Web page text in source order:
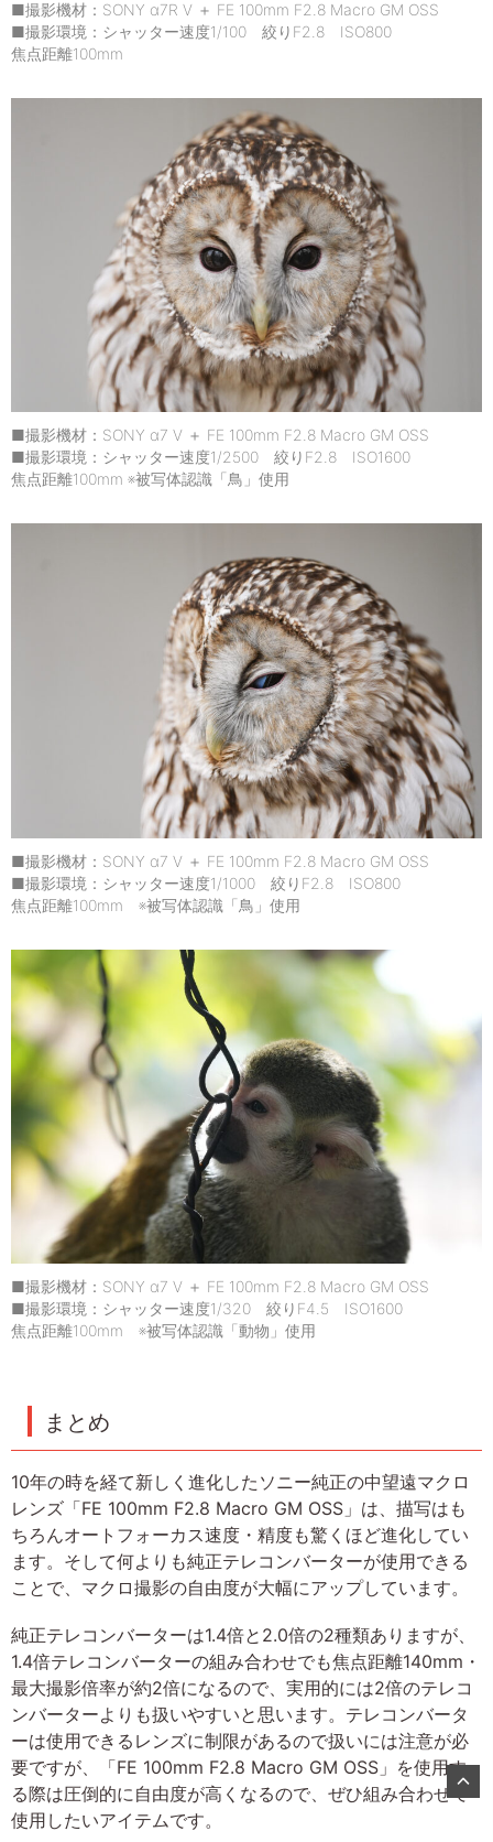
■撮影機材：SONY α7R V ＋ FE 100mm F2.8 Macro GM OSS
■撮影環境：シャッター速度1/100 絞りF2.8 ISO800
焦点距離100mm
■撮影機材：SONY α7 V ＋ FE 100mm F2.8 Macro GM OSS
■撮影環境：シャッター速度1/2500 絞りF2.8 ISO1600
焦点距離100mm ※被写体認識「鳥」使用
■撮影機材：SONY α7 V ＋ FE 100mm F2.8 Macro GM OSS
■撮影環境：シャッター速度1/1000 絞りF2.8 ISO800
焦点距離100mm ※被写体認識「鳥」使用
■撮影機材：SONY α7 V ＋ FE 100mm F2.8 Macro GM OSS
■撮影環境：シャッター速度1/320 絞りF4.5 ISO1600
焦点距離100mm ※被写体認識「動物」使用
まとめ
10年の時を経て新しく進化したソニー純正の中望遠マクロ
レンズ「FE 100mm F2.8 Macro GM OSS」は、描写はも
ちろんオートフォーカス速度・精度も驚くほど進化してい
ます。そして何よりも純正テレコンバーターが使用できる
ことで、マクロ撮影の自由度が大幅にアップしています。
純正テレコンバーターは1.4倍と2.0倍の2種類ありますが、
1.4倍テレコンバーターの組み合わせでも焦点距離140mm・
最大撮影倍率が約2倍になるので、実用的には2倍のテレコ
ンバーターよりも扱いやすいと思います。テレコンバータ
ーは使用できるレンズに制限があるので扱いには注意が必
要ですが、「FE 100mm F2.8 Macro GM OSS」を使用す
る際は圧倒的に自由度が高くなるので、ぜひ組み合わせて
使用したいアイテムです。